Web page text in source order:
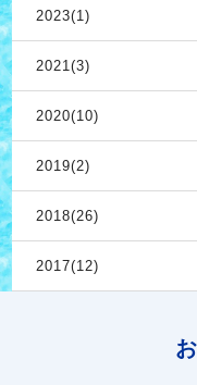
2023(1)
2021(3)
2020(10)
2019(2)
2018(26)
2017(12)